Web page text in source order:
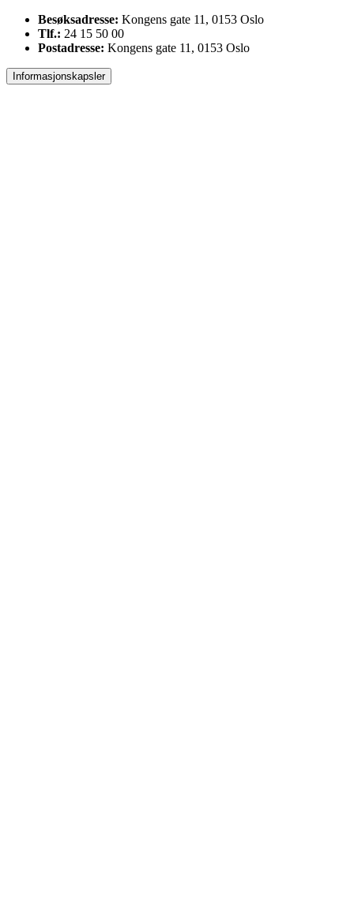
Besøksadresse: Kongens gate 11, 0153 Oslo
Tlf.: 24 15 50 00
Postadresse: Kongens gate 11, 0153 Oslo
Informasjonskapsler